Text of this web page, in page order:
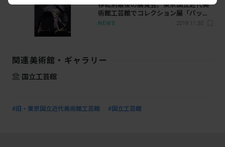
移転前最後の展覧会。東京国立近代美
術館工芸館でコレクション展「パッシ
ョン20 今みておきたい工芸の想い」が
NEWS 2019.11.30
関連美術館・ギャラリー
国立工芸館
#旧・東京国立近代美術館工芸館 #国立工芸館